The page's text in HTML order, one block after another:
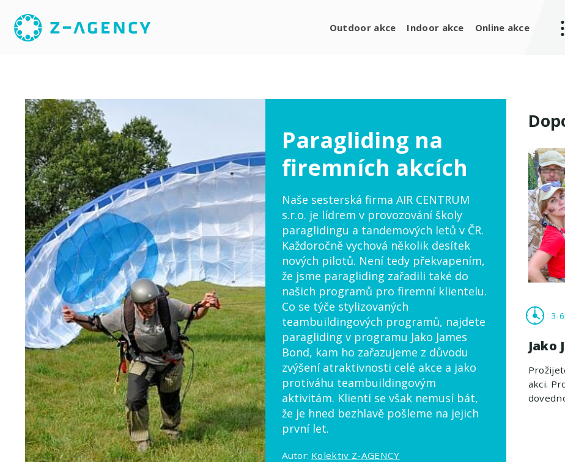
Outdoor akce Indoor akce Online akce
Paragliding na
firemních akcích
Naše sesterská firma AIR CENTRUM
s.r.o. je lídrem v provozování školy
paraglidingu a tandemových letů v ČR.
Každoročně vychová několik desítek
nových pilotů. Není tedy překvapením,
že jsme paragliding zařadili také do
našich programů pro firemní klientelu.
Co se týče stylizovaných
teambuildingových programů, najdete
paragliding v programu Jako James
Bond, kam ho zařazujeme z důvodu
zvýšení atraktivnosti celé akce a jako
protiváhu teambuildingovým
aktivitám. Klienti se však nemusí bát,
že je hned bezhlavě pošleme na jejich
první let.
Autor: Kolektiv Z-AGENCY
3-
Jako
akci.